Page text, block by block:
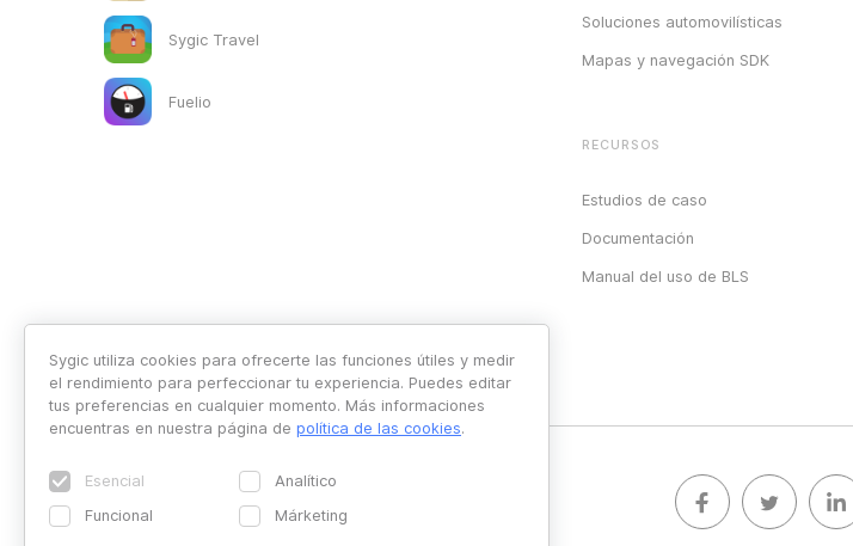
Sygic Travel
Fuelio
Soluciones automovilísticas
Mapas y navegación SDK
RECURSOS
Estudios de caso
Documentación
Manual del uso de BLS
Sygic utiliza cookies para ofrecerte las funciones útiles y medir
el rendimiento para perfeccionar tu experiencia. Puedes editar
tus preferencias en cualquier momento. Más informaciones
encuentras en nuestra página de política de las cookies.
Esencial
Analítico
Funcional
Márketing